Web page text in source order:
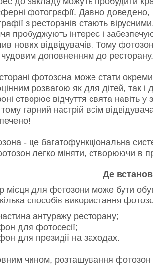
фотографії. Давно
з ресторанів стають
пробуджують інтерес і
нових відвідувачів. Тому
чудовим доповненням до ресторану.
фотозона може стати
розвагою як для дітей, так і
створює відчуття свята навіть у
гарний настрій всім
- це багатофункціональна
легко міняти, створюючи в
Де
місця для фотозони може бути
кілька способів використання
антуражу ресторану;
для фотосесії;
для президії на заходах.
чином, розташування фотозон